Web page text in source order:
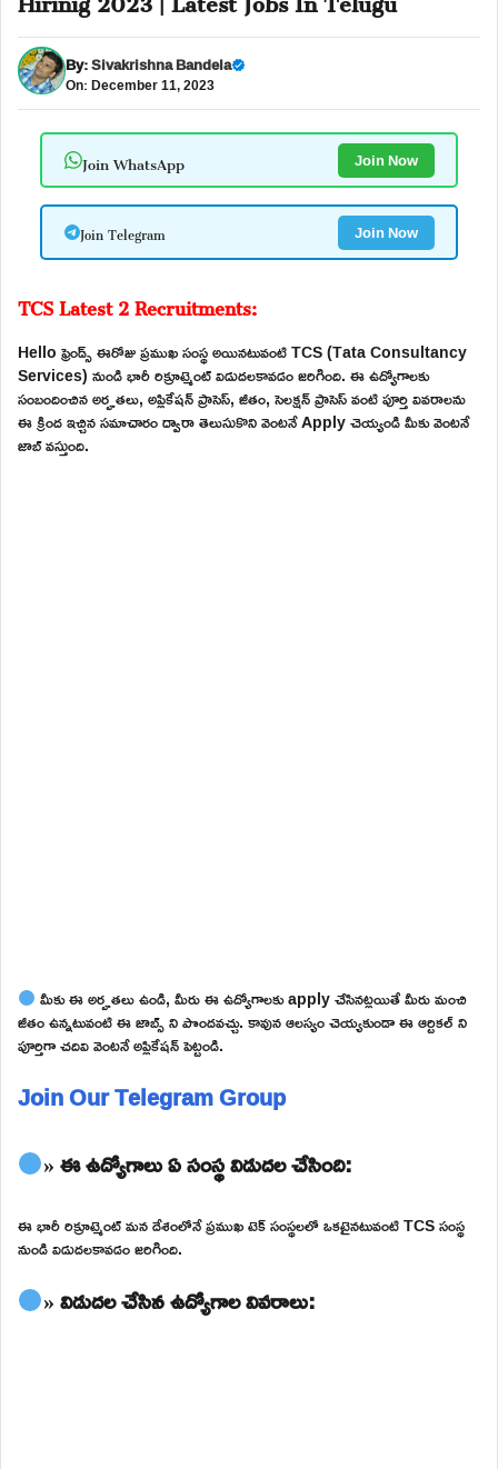
By:Sivakrishna Bandela
On: December 11, 2023
Join WhatsApp Join Now
Join Telegram Join Now
TCS Latest 2 Recruitments:
Hello ఫ్రెండ్స్ ఈరోజు ప్రముఖ సంస్థ అయినటువంటి TCS (Tata Consultancy
Services) నుండి భారీ రిక్రూట్మెంట్ విడుదలకావడం జరిగింది. ఈ ఉద్యోగాలకు
సంబందించిన అర్హతలు, అప్లికేషన్ ప్రాసెస్, జీతం, సెలక్షన్ ప్రాసెస్ వంటి పూర్తి వివరాలను
ఈ క్రింద ఇచ్చిన సమాచారం ద్వారా తెలుసుకొని వెంటనే Apply చెయ్యండి మీకు వెంటనే
జాబ్ వస్తుంది.
మీకు ఈ అర్హతలు ఉండి, మీరు ఈ ఉద్యోగాలకు apply చేసినట్లయితే మీరు మంచి
జీతం ఉన్నటువంటి ఈ జాబ్స్ ని పొందవచ్చు. కావున ఆలస్యం చెయ్యకుండా ఈ ఆర్టికల్ ని
పూర్తిగా చదివి వెంటనే అప్లికేషన్ పెట్టండి.
Join Our Telegram Group
» ఈ ఉద్యోగాలు ఏ సంస్థ విడుదల చేసింది:
ఈ భారీ రిక్రూట్మెంట్ మన దేశంలోనే ప్రముఖ టెక్ సంస్థలలో ఒకటైనటువంటి TCS సంస్థ
నుండి విడుదలకావడం జరిగింది.
» విడుదల చేసిన ఉద్యోగాల వివరాలు: